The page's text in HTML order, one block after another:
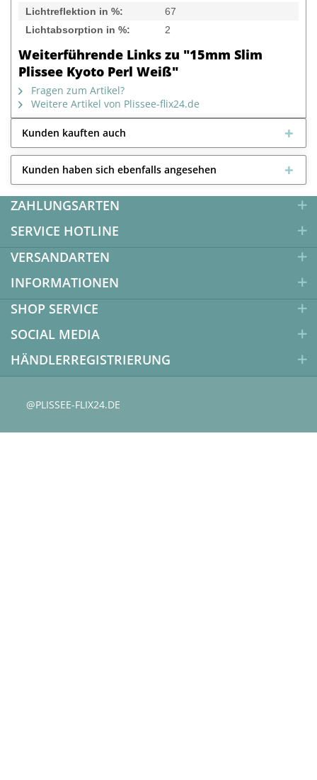
Lichtreflektion in %:
67
Lichtabsorption in %:
2
Weiterführende Links zu "15mm Slim
Plissee Kyoto Perl Weiß"
Fragen zum Artikel?
Weitere Artikel von Plissee-flix24.de
Kunden kauften auch
Kunden haben sich ebenfalls angesehen
ZAHLUNGSARTEN
SERVICE HOTLINE
VERSANDARTEN
INFORMATIONEN
SHOP SERVICE
SOCIAL MEDIA
HÄNDLERREGISTRIERUNG
@PLISSEE-FLIX24.DE